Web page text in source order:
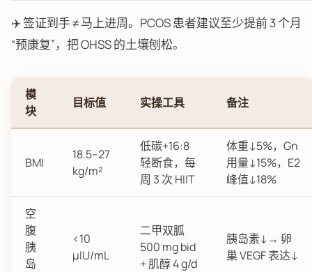
✈️ 签证到手 ≠ 马上进周。PCOS 患者建议至少提前 3 个月
“预康复”，把 OHSS 的土壤刨松。
模
块
目标值 实操工具 备注
BMI
18.5–27
kg/m²
低碳+16:8
轻断食，每
周 3 次 HIIT
体重↓5%，Gn
用量↓15%，E2
峰值↓18%
空
腹
胰
岛
<10
μIU/mL
二甲双胍
500 mg bid
+ 肌醇 4 g/d
胰岛素↓→ 卵
巢 VEGF 表达↓